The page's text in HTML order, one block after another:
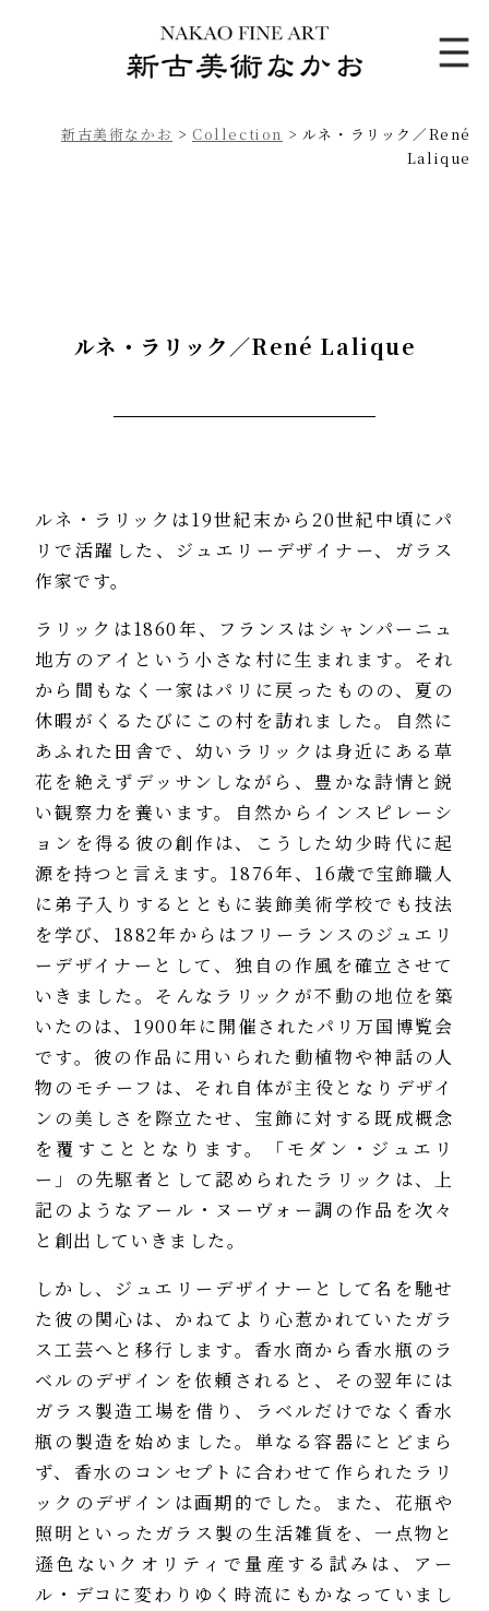
新古美術なかお > Collection > ルネ・ラリック／René
Lalique
ルネ・ラリック／René Lalique
ルネ・ラリックは19世紀末から20世紀中頃にパ
リで活躍した、ジュエリーデザイナー、ガラス
作家です。
ラリックは1860年、フランスはシャンパーニュ
地方のアイという小さな村に生まれます。それ
から間もなく一家はパリに戻ったものの、夏の
休暇がくるたびにこの村を訪れました。自然に
あふれた田舎で、幼いラリックは身近にある草
花を絶えずデッサンしながら、豊かな詩情と鋭
い観察力を養います。自然からインスピレーシ
ョンを得る彼の創作は、こうした幼少時代に起
源を持つと言えます。1876年、16歳で宝飾職人
に弟子入りするとともに装飾美術学校でも技法
を学び、1882年からはフリーランスのジュエリ
ーデザイナーとして、独自の作風を確立させて
いきました。そんなラリックが不動の地位を築
いたのは、1900年に開催されたパリ万国博覧会
です。彼の作品に用いられた動植物や神話の人
物のモチーフは、それ自体が主役となりデザイ
ンの美しさを際立たせ、宝飾に対する既成概念
を覆すこととなります。「モダン・ジュエリ
ー」の先駆者として認められたラリックは、上
記のようなアール・ヌーヴォー調の作品を次々
と創出していきました。
しかし、ジュエリーデザイナーとして名を馳せ
た彼の関心は、かねてより心惹かれていたガラ
ス工芸へと移行します。香水商から香水瓶のラ
ベルのデザインを依頼されると、その翌年には
ガラス製造工場を借り、ラベルだけでなく香水
瓶の製造を始めました。単なる容器にとどまら
ず、香水のコンセプトに合わせて作られたラリ
ックのデザインは画期的でした。また、花瓶や
照明といったガラス製の生活雑貨を、一点物と
遜色ないクオリティで量産する試みは、アー
ル・デコに変わりゆく時流にもかなっていまし